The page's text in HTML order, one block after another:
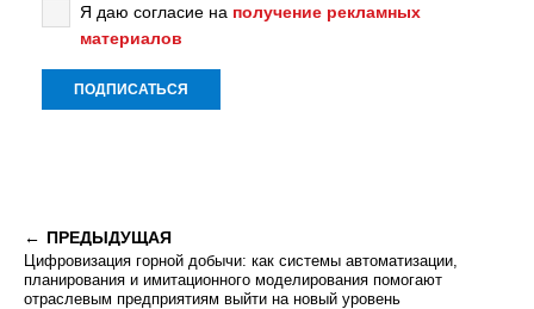
Я даю согласие на получение рекламных
материалов
ПРЕДЫДУЩАЯ
Цифровизация горной добычи: как системы автоматизации,
планирования и имитационного моделирования помогают
отраслевым предприятиям выйти на новый уровень